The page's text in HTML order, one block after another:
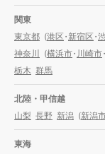
関東
東京都 (港区・新宿区・
神奈川 (横浜市・川崎市
栃木 群馬
北陸・甲信越
山梨 長野 新潟 (新潟
東海